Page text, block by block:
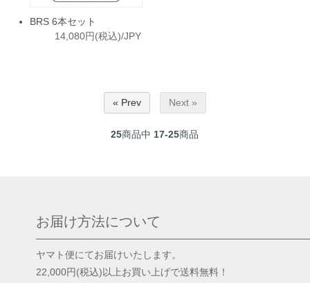
BRS 6本セット
14,080円(税込)/JPY
« Prev Next »
25商品中 17-25商品
お届け方法について
ヤマト便にてお届けいたします。
22,000円(税込)以上お買い上げで送料無料！